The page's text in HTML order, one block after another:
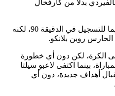
بدلا من كارفخال
وسنحت فرصة مميزة لكريم بنزيما للتسجيل في الدقيقة 90، لكنه
روبن بلانكو.
الكرة، لكن دون أي خطورة
بينما اكتفى لاعبو سيلتا
أهداف جديدة، دون أي